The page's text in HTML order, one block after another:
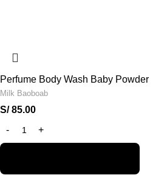
Perfume Body Wash Baby Powder
Milk Baoboab
S/85.00